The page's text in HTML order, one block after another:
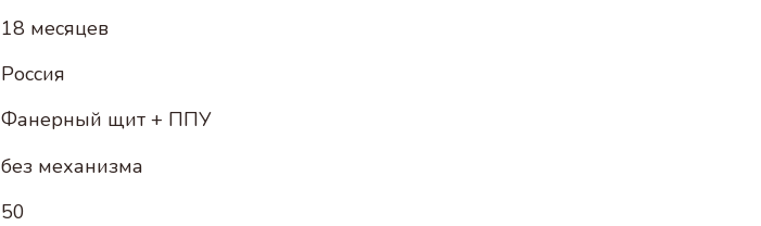
18 месяцев
Россия
Фанерный щит + ППУ
без механизма
50